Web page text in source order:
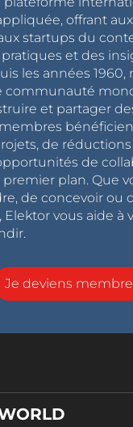
offrant
startups du
et des
les années 1960,
communauté
et partager
de
de
plan. Que
de concevoir ou
vous aide à
Je deviens membre